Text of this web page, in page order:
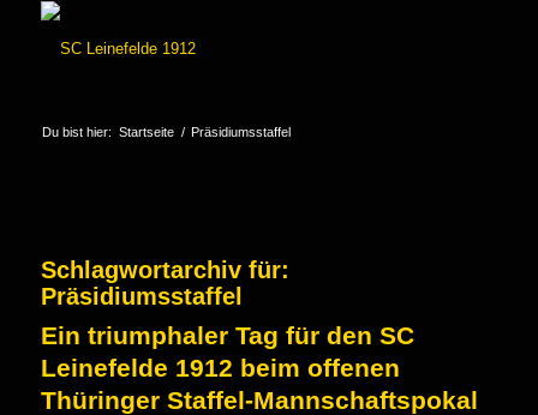
Du bist hier: Startseite / Präsidiumsstaffel
Schlagwortarchiv für:
Präsidiumsstaffel
Ein triumphaler Tag für den SC
Leinefelde 1912 beim offenen
Thüringer Staffel-Mannschaftspokal